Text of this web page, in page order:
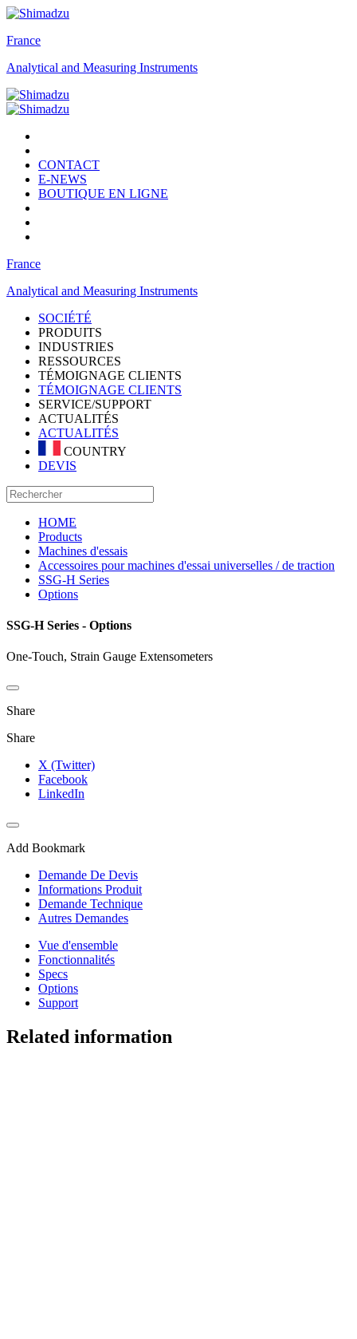
France
Analytical and Measuring Instruments
CONTACT
E-NEWS
BOUTIQUE EN LIGNE
France
Analytical and Measuring Instruments
SOCIÉTÉ
PRODUITS
INDUSTRIES
RESSOURCES
TÉMOIGNAGE CLIENTS
TÉMOIGNAGE CLIENTS
SERVICE/SUPPORT
ACTUALITÉS
ACTUALITÉS
COUNTRY
DEVIS
HOME
Products
Machines d'essais
Accessoires pour machines d'essai universelles / de traction
SSG-H Series
Options
SSG-H Series - Options
One-Touch, Strain Gauge Extensometers
Share
Share
X (Twitter)
Facebook
LinkedIn
Add Bookmark
Demande De Devis
Informations Produit
Demande Technique
Autres Demandes
Vue d'ensemble
Fonctionnalités
Specs
Options
Support
Related information